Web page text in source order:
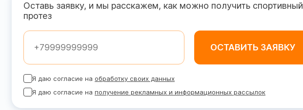
Оставь заявку, и мы расскажем, как можно получить спортивный
протез
ОСТАВИТЬ ЗАЯВКУ
Я даю согласие на обработку своих данных
Я даю согласие на получение рекламных и информационных рассылок